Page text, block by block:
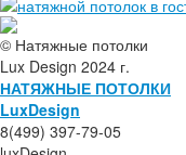
© Натяжные потолки
Lux Design 2024 г.
НАТЯЖНЫЕ ПОТОЛКИ
LuxDesign
8(499) 397-79-05